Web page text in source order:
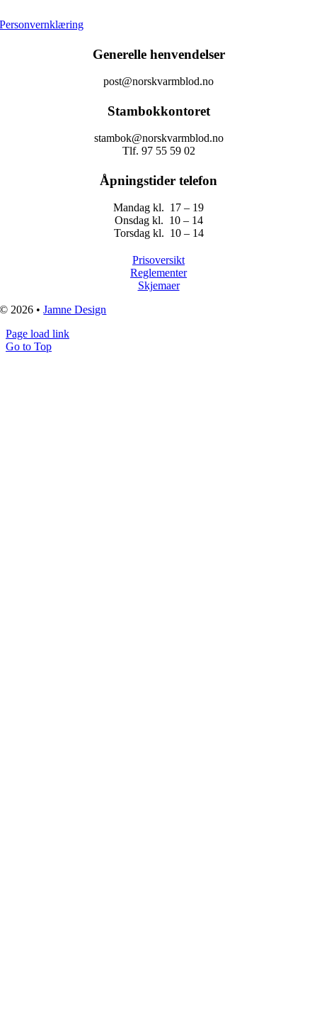
Personvernklæring
Generelle henvendelser
post@norskvarmblod.no
Stambokkontoret
stambok@norskvarmblod.no
Tlf. 97 55 59 02
Åpningstider telefon
Mandag kl. 17 – 19
Onsdag kl. 10 – 14
Torsdag kl. 10 – 14
Prisoversikt
Reglementer
Skjemaer
© 2026 •Jamne Design
Page load link
Go to Top